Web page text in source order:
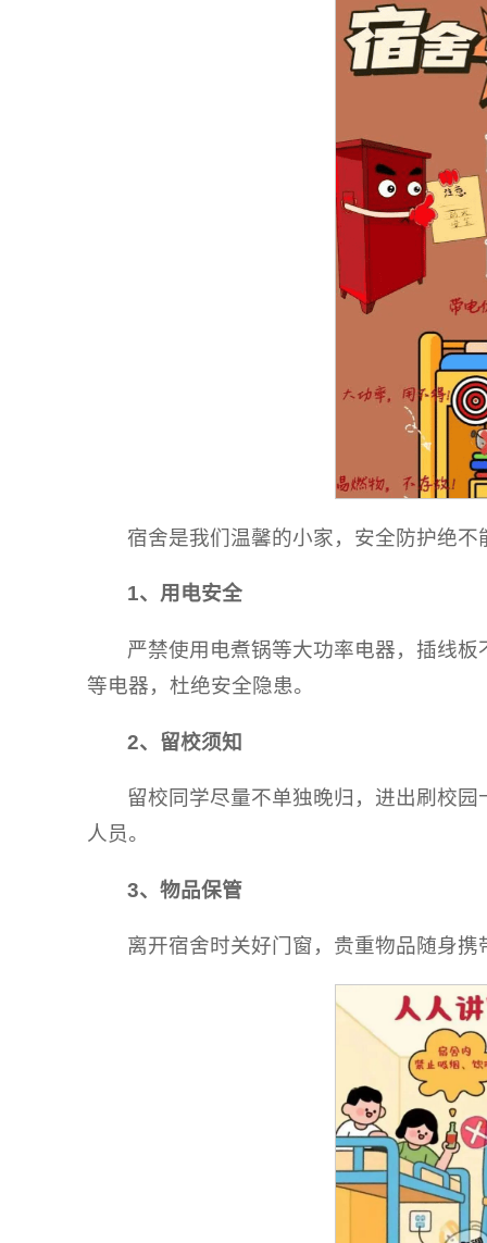
宿舍是我们温馨的小家，安全防护绝
1、 用电安全
严禁使用电煮锅等大功率电器，插线
等电器，杜绝安全隐患。
2、 留校须知
留校同学尽量不单独晚归，进出刷校
人员。
3、物品保管
离开宿舍时关好门窗，贵重物品随身